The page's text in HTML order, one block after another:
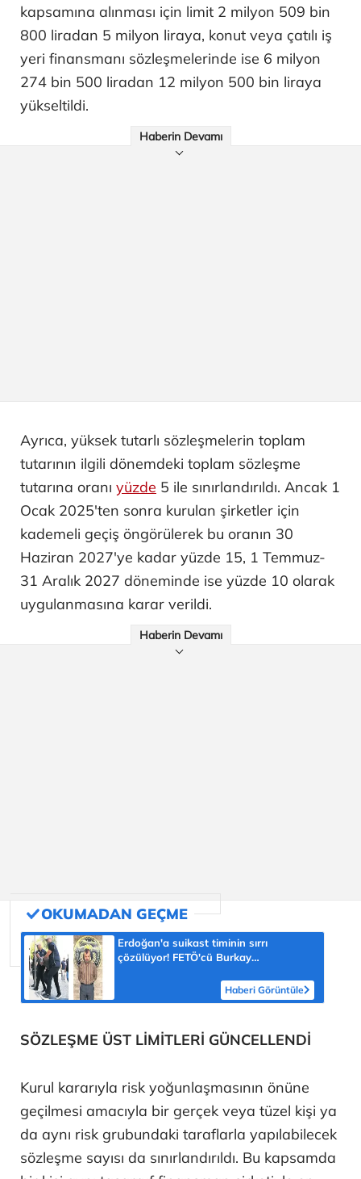
kapsamına alınması için limit 2 milyon 509 bin
800 liradan 5 milyon liraya, konut veya çatılı iş
yeri finansmanı sözleşmelerinde ise 6 milyon
274 bin 500 liradan 12 milyon 500 bin liraya
yükseltildi.
Haberin Devamı
Ayrıca, yüksek tutarlı sözleşmelerin toplam
tutarının ilgili dönemdeki toplam sözleşme
tutarına oranı yüzde 5 ile sınırlandırıldı. Ancak 1
Ocak 2025'ten sonra kurulan şirketler için
kademeli geçiş öngörülerek bu oranın 30
Haziran 2027'ye kadar yüzde 15, 1 Temmuz-
31 Aralık 2027 döneminde ise yüzde 10 olarak
uygulanmasına karar verildi.
Haberin Devamı
Erdoğan'a suikast timinin sırrı
çözülüyor! FETÖ'cü Burkay
Haberi Görüntüle
SÖZLEŞME ÜST LİMİTLERİ GÜNCELLENDİ
Kurul kararıyla risk yoğunlaşmasının önüne
geçilmesi amacıyla bir gerçek veya tüzel kişi ya
da aynı risk grubundaki taraflarla yapılabilecek
sözleşme sayısı da sınırlandırıldı. Bu kapsamda